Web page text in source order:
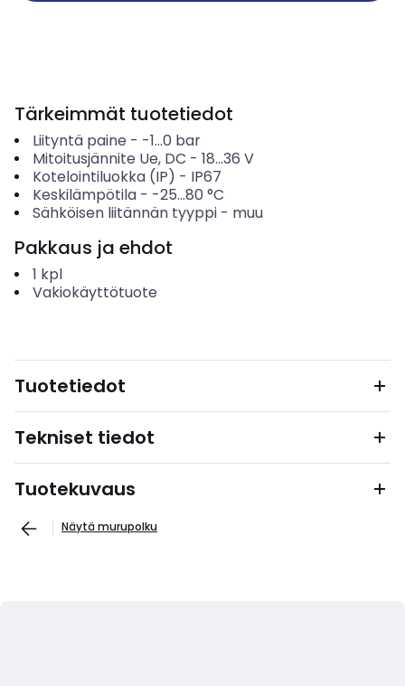
Tärkeimmät tuotetiedot
Liityntä paine - -1...0 bar
Mitoitusjännite Ue, DC - 18...36 V
Kotelointiluokka (IP) - IP67
Keskilämpötila- -25...80 °C
Sähköisen liitännän tyyppi- muu
Pakkaus ja ehdot
1 kpl
Vakiokäyttötuote
Tuotetiedot
Tekniset tiedot
Tuotekuvaus
Näytä murupolku